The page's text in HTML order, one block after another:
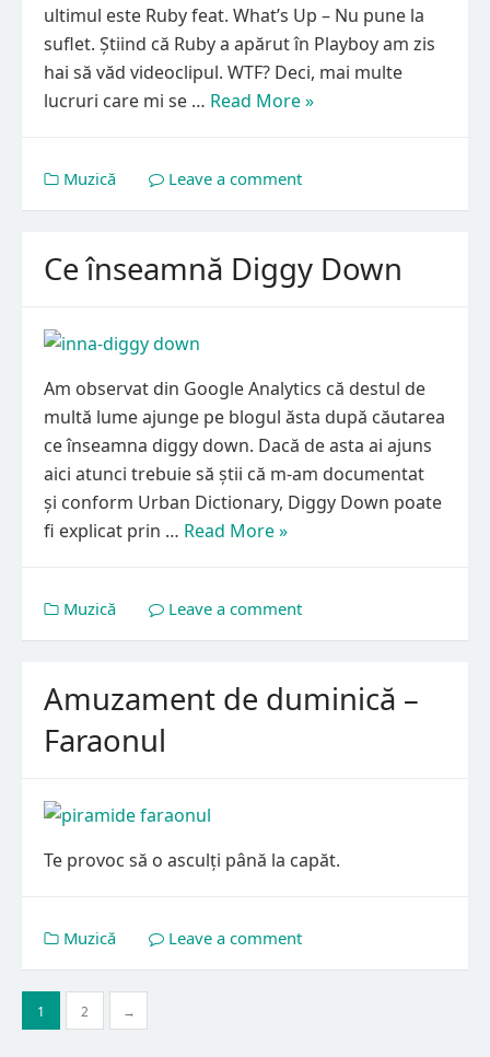
ultimul este Ruby feat. What’s Up – Nu pune la
suflet. Știind că Ruby a apărut în Playboy am zis
hai să văd videoclipul. WTF? Deci, mai multe
lucruri care mi se … Read More »
Muzică Leave a comment
Ce înseamnă Diggy Down
Am observat din Google Analytics că destul de
multă lume ajunge pe blogul ăsta după căutarea
ce înseamna diggy down. Dacă de asta ai ajuns
aici atunci trebuie să știi că m-am documentat
și conform Urban Dictionary, Diggy Down poate
fi explicat prin … Read More »
Muzică Leave a comment
Amuzament de duminică –
Faraonul
Te provoc să o asculți până la capăt.
Muzică Leave a comment
Paginație
1 2 →